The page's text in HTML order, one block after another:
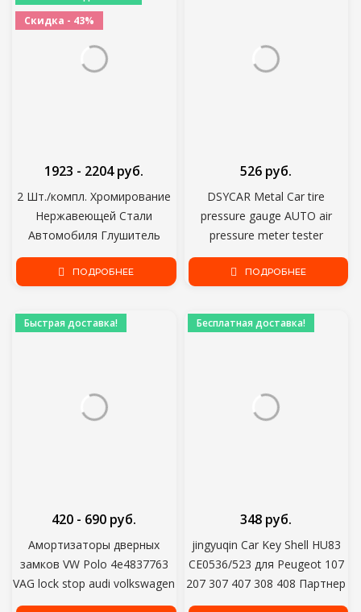
Скидка - 43%
2 Шт./компл. Хромирование
Нержавеющей Стали
Автомобиля Глушитель
Наконечник Трубы Крышки
для Audi A1 A3 A4 TT 2009-
1923 - 2204 руб.
ПОДРОБНЕЕ
DSYCAR Metal Car tire
pressure gauge AUTO air
pressure meter tester
диагностический инструмент
для Jeep Bmw Fiat VW Ford
526 руб.
ПОДРОБНЕЕ
Быстрая доставка!
Амортизаторы дверных
замков VW Polo 4e4837763
VAG lock stop audi volkswagen
sedan
420 - 690 руб.
Бесплатная доставка!
jingyuqin Car Key Shell HU83
CE0536/523 для Peugeot 107
207 307 407 308 408 Партнер
Citroen C3 C4 C5 C6 Berlingo
348 руб.